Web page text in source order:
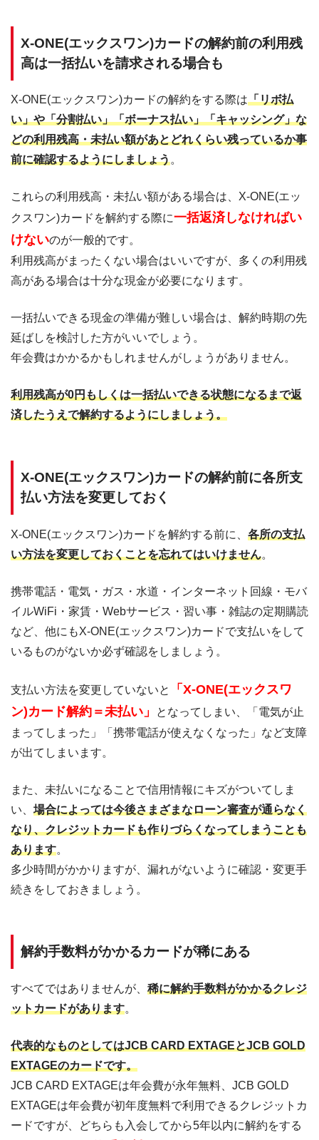
X-ONE(エックスワン)カードの解約前の利用残
高は一括払いを請求される場合も
X-ONE(エックスワン)カードの解約をする際は「リボ払
い」や「分割払い」「ボーナス払い」「キャッシング」な
どの利用残高・未払い額があとどれくらい残っているか事
前に確認するようにしましょう。
これらの利用残高・未払い額がある場合は、X-ONE(エッ
クスワン)カードを解約する際に一括返済しなければい
けないのが一般的です。
利用残高がまったくない場合はいいですが、多くの利用残
高がある場合は十分な現金が必要になります。
一括払いできる現金の準備が難しい場合は、解約時期の先
延ばしを検討した方がいいでしょう。
年会費はかかるかもしれませんがしょうがありません。
利用残高が0円もしくは一括払いできる状態になるまで返
済したうえで解約するようにしましょう。
X-ONE(エックスワン)カードの解約前に各所支
払い方法を変更しておく
X-ONE(エックスワン)カードを解約する前に、 各所の支払
い方法を変更しておくことを忘れてはいけません。
携帯電話・電気・ガス・水道・インターネット回線・モバ
イルWiFi・家賃・Webサービス・習い事・雑誌の定期購読
など、他にもX-ONE(エックスワン)カードで支払いをして
いるものがないか必ず確認をしましょう。
支払い方法を変更していないと
「X-ONE(エックスワ
ン)カード解約＝未払い」
となってしまい、「電気が止
まってしまった」「携帯電話が使えなくなった」など支障
が出てしまいます。
また、未払いになることで信用情報にキズがついてしま
い、 場合によっては今後さまざまなローン審査が通らなく
なり、クレジットカードも作りづらくなってしまうことも
あります。
多少時間がかかりますが、漏れがないように確認・変更手
続きをしておきましょう。
解約手数料がかかるカードが稀にある
すべてではありませんが、 稀に解約手数料がかかるクレジ
ットカードがあります。
代表的なものとしてはJCB CARD EXTAGEとJCB GOLD
EXTAGEのカードです。
JCB CARD EXTAGEは年会費が永年無料、JCB GOLD
EXTAGEは年会費が初年度無料で利用できるクレジットカ
ードですが、どちらも入会してから5年以内に解約をする